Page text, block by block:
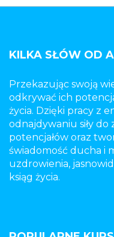
KILKA SŁÓW OD
Przekazując swoją
odkrywać ich
życia. Dzięki pracy z
odnajdywaniu siły do
potencjałów oraz
świadomość ducha i
uzdrowienia,
ksiąg życia.